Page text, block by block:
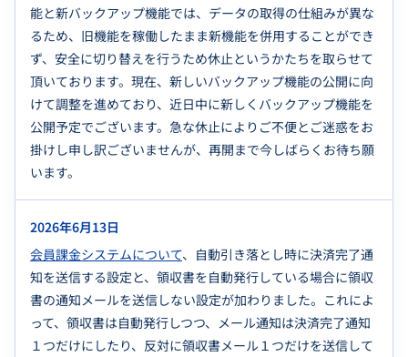
能と新バックアップ機能では、データの取得の仕組みが異な
るため、旧機能を稼働したまま新機能を併用することができ
ず、安全に切り替えを行うため休止というかたちを取らせて
頂いております。現在、新しいバックアップ機能の公開に向
けて調整を進めており、近日中に新しくバックアップ機能を
公開予定でございます。急な休止によりご不便とご迷惑をお
掛けし申し訳ございませんが、再開まで今しばらくお待ち願
います。
2026年6月13日
会員課金システムについて、自動引き落とし時に決済完了通
知を送信する設定と、領収書を自動発行している場合に領収
書の通知メールを送信しない設定が加わりました。これによ
って、領収書は自動発行しつつ、メール通知は決済完了通知
１つだけにしたり、反対に領収書メール１つだけを送信して